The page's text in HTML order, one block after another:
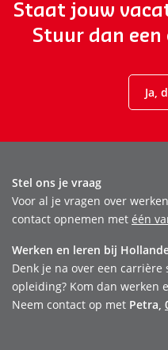
Staat jouw
Stuur dan
Ja,
Stel ons je vraag
Voor al je vragen over
contact opnemen met één
Werken en leren bij
Denk je na over een
opleiding? Kom dan werken
Neem contact op met Petra,